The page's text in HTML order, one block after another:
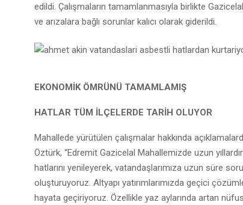
edildi. Çalışmaların tamamlanmasıyla birlikte
ve arızalara bağlı sorunlar kalıcı olarak giderildi.
EKONOMİK ÖMRÜNÜ TAMAMLAMIŞ
HATLAR TÜM İLÇELERDE TARİH OLUYOR
Mahallede yürütülen çalışmalar hakkında
Öztürk, “Edremit Gazicelal Mahallemizde uzun
hatlarını yenileyerek, vatandaşlarımıza uzun süre
oluşturuyoruz. Altyapı yatırımlarımızda geçici
hayata geçiriyoruz. Özellikle yaz aylarında artan